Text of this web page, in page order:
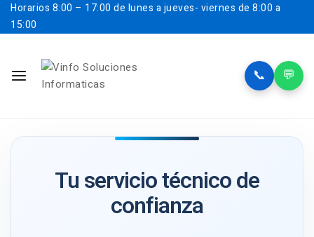
Horarios 8:00 – 17:00 de lunes a jueves- viernes de 8:00 a
15:00
📞 💬
Tu servicio técnico de
confianza